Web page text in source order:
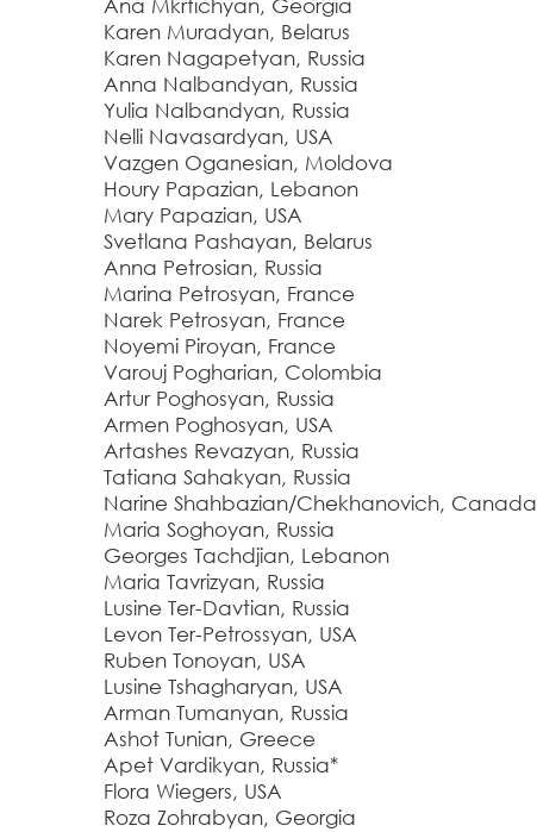
Ana Mkrtichyan, Georgia
Karen Muradyan, Belarus
Karen Nagapetyan, Russia
Anna Nalbandyan, Russia
Yulia Nalbandyan, Russia
Nelli Navasardyan, USA
Vazgen Oganesian, Moldova
Houry Papazian, Lebanon
Mary Papazian, USA
Svetlana Pashayan, Belarus
Anna Petrosian, Russia
Marina Petrosyan, France
Narek Petrosyan, France
Noyemi Piroyan, France
Varouj Pogharian, Colombia
Artur Poghosyan, Russia
Armen Poghosyan, USA
Artashes Revazyan, Russia
Tatiana Sahakyan, Russia
Narine Shahbazian/Chekhanovich, Canada
Maria Soghoyan, Russia
Georges Tachdjian, Lebanon
Maria Tavrizyan, Russia
Lusine Ter-Davtian, Russia
Levon Ter-Petrossyan, USA
Ruben Tonoyan, USA
Lusine Tshagharyan, USA
Arman Tumanyan, Russia
Ashot Tunian, Greece
Apet Vardikyan, Russia*
Flora Wiegers, USA
Roza Zohrabyan, Georgia